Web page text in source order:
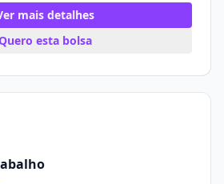
mais detalhes
esta bolsa